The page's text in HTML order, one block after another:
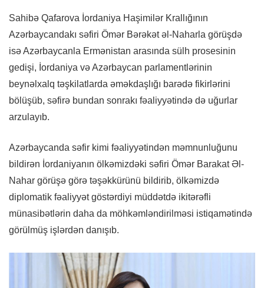
Sahibə Qafarova İordaniya Haşimilər Krallığının
Azərbaycandakı səfiri Ömər Bərəkət əl-Naharla görüşdə
isə Azərbaycanla Ermənistan arasında sülh prosesinin
gedişi, İordaniya və Azərbaycan parlamentlərinin
beynəlxalq təşkilatlarda əməkdaşlığı barədə fikirlərini
bölüşüb, səfirə bundan sonrakı fəaliyyətində də uğurlar
arzulayıb.
Azərbaycanda səfir kimi fəaliyyətindən məmnunluğunu
bildirən İordaniyanın ölkəmizdəki səfiri Ömər Barakat Əl-
Nahar görüşə görə təşəkkürünü bildirib, ölkəmizdə
diplomatik fəaliyyət göstərdiyi müddətdə ikitərəfli
münasibətlərin daha da möhkəmləndirilməsi istiqamətində
görülmüş işlərdən danışıb.